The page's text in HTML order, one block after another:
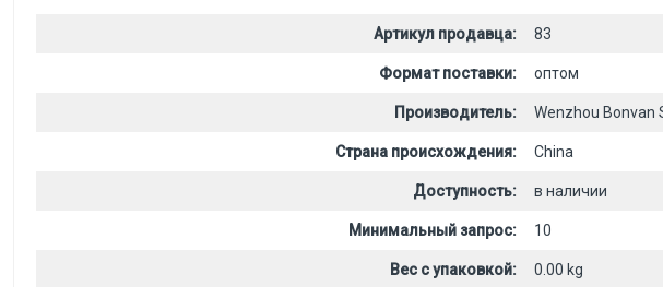
Артикул продавца: 83
Формат поставки: оптом
Производитель: Wenzhou Bonvan
Страна происхождения: China
Доступность: в наличии
Минимальный запрос: 10
Вес с упаковкой: 0.00 kg